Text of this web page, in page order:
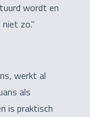
wordt en
zo."
werkt al
als
is praktisch